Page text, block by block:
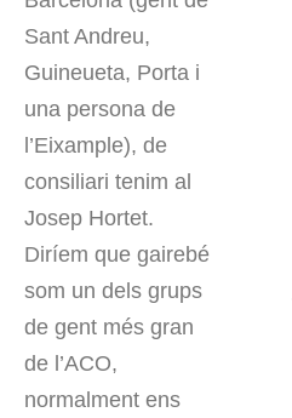
Sant Andreu,
Guineueta, Porta i
una persona de
l’Eixample), de
consiliari tenim al
Josep Hortet.
Diríem que gairebé
som un dels grups
de gent més gran
de l’ACO,
normalment ens